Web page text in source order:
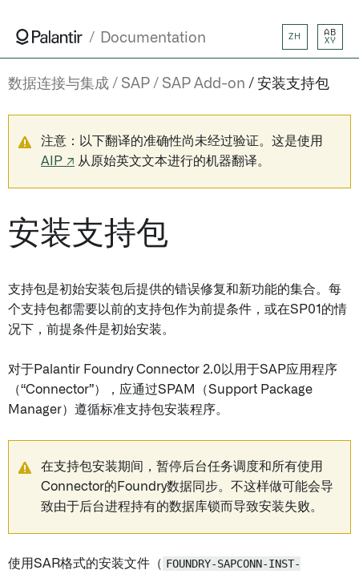
Documentation ZH
AB
XY
数据连接与集成 SAP SAP Add-on 安装支持包
注意：以下翻译的准确性尚未经过验证。这是使用
AIP ↗ 从原始英文文本进行的机器翻译。
安装支持包
支持包是初始安装包后提供的错误修复和新功能的集合。每
个支持包都需要以前的支持包作为前提条件，或在SP01的情
况下，前提条件是初始安装。
对于Palantir Foundry Connector 2.0以用于SAP应用程序
（“Connector”），应通过SPAM（Support Package
Manager）遵循标准支持包安装程序。
在支持包安装期间，暂停后台任务调度和所有使用
Connector的Foundry数据同步。不这样做可能会导
致由于后台进程持有的数据库锁而导致安装失败。
使用SAR格式的安装文件（ FOUNDRY-SAPCONN-INST-